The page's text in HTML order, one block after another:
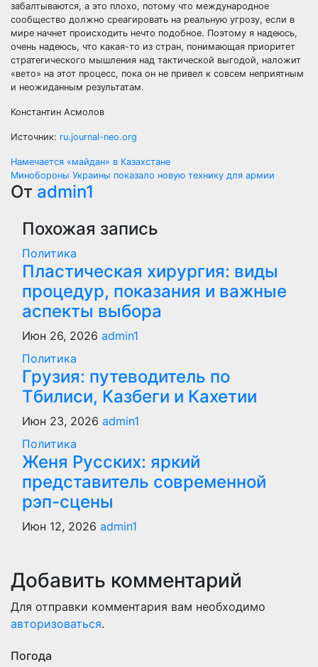
забалтываются, а это плохо, потому что международное
сообщество должно среагировать на реальную угрозу, если в
мире начнет происходить нечто подобное. Поэтому я надеюсь,
очень надеюсь, что какая-то из стран, понимающая приоритет
стратегического мышления над тактической выгодой, наложит
«вето» на этот процесс, пока он не привел к совсем неприятным
и неожиданным результатам.
Константин Асмолов
Источник: ru.journal-neo.org
Навигация
по
записям
Намечается «майдан» в Казахстане
Минобороны Украины показало новую технику для армии
От admin1
Похожая запись
Политика
Пластическая хирургия: виды
процедур, показания и важные
аспекты выбора
Июн 26, 2026 admin1
Политика
Грузия: путеводитель по
Тбилиси, Казбеги и Кахетии
Июн 23, 2026 admin1
Политика
Женя Русских: яркий
представитель современной
рэп-сцены
Июн 12, 2026 admin1
Добавить комментарий
Для отправки комментария вам необходимо
авторизоваться.
Погода